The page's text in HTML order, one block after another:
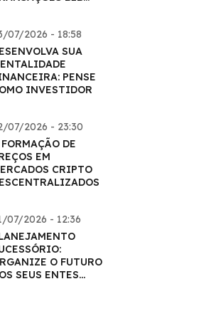
07/2026 - 18:58
SUA
PENSE
INVESTIDOR
07/2026 - 23:30
DE
EM
CRIPTO
07/2026 - 12:36
O FUTURO
SEUS ENTES